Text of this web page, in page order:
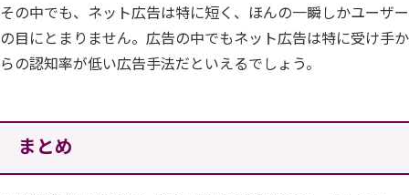
その中でも、ネット広告は特に短く、ほんの一瞬しかユーザー
の目にとまりません。広告の中でもネット広告は特に受け手か
らの認知率が低い広告手法だといえるでしょう。
まとめ